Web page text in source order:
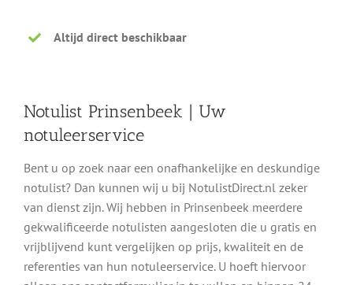
Altijd direct beschikbaar
Notulist Prinsenbeek | Uw
notuleerservice
Bent u op zoek naar een onafhankelijke en deskundige
notulist? Dan kunnen wij u bij NotulistDirect.nl zeker
van dienst zijn. Wij hebben in Prinsenbeek meerdere
gekwalificeerde notulisten aangesloten die u gratis en
vrijblijvend kunt vergelijken op prijs, kwaliteit en de
referenties van hun notuleerservice. U hoeft hiervoor